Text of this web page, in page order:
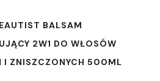
BALSAM
2W1 DO WŁOSÓW
I ZNISZCZONYCH 500ML